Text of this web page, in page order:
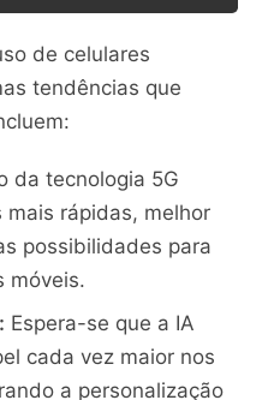
de celulares
tendências que
da tecnologia 5G
rápidas, melhor
possibilidades para
móveis.
Espera-se que a IA
cada vez maior nos
a personalização